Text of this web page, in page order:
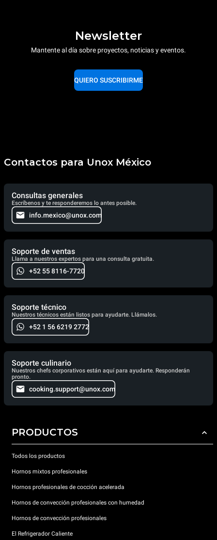
Newsletter
Mantente al día sobre proyectos, noticias y eventos.
QUIERO SUSCRIBIRME
Contactos para Unox México
Consultas generales
Escríbenos y te responderemos lo antes posible.
info.mexico@unox.com
Soporte de ventas
Llama a nuestros expertos para una consulta gratuita.
+52 55 8116-7720
Soporte técnico
Nuestros técnicos están listos para ayudarte. Llámalos.
+52 1 56 6219 2772
Soporte culinario
Nuestros chefs corporativos están aquí para ayudarte. Responderán
pronto.
cooking.support@unox.com
PRODUCTOS
Todos los productos
Hornos mixtos profesionales
Hornos profesionales de cocción acelerada
Hornos de convección profesionales con humedad
Hornos de convección profesionales
El Refrigerador Caliente